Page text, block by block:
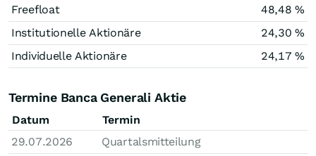
Freefloat
48,48 %
Institutionelle Aktionäre
24,30 %
Individuelle Aktionäre
24,17 %
Termine Banca Generali Aktie
Datum
Termin
29.07.2026
Quartalsmitteilung